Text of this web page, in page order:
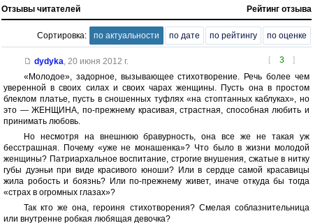
Отзывы читателей Рейтинг отзыва
Сортировка: по актуальности по дате по рейтингу по оценке
[ 3 ]
dydyka 20 июня 2012 г.
«Молодое», задорное, вызывающее стихотворение. Речь более чем
уверенной в своих силах и своих чарах женщины. Пусть она в простом
блеклом платье, пусть в сношенных туфлях «на стоптанных каблуках», но
это — ЖЕНЩИНА, по-прежнему красивая, страстная, способная любить и
принимать любовь.
Но несмотря на внешнюю бравурность, она все же не такая уж
бесстрашная. Почему «уже не монашенка»? Что было в жизни молодой
женщины? Патриархальное воспитание, строгие внушения, сжатые в нитку
губы дуэньи при виде красивого юноши? Или в сердце самой красавицы
жила робость и боязнь? Или по-прежнему живет, иначе откуда бы тогда
«страх в огромных глазах»?
Так кто же она, героиня стихотворения? Смелая соблазнительница
или внутренне робкая любящая девочка?